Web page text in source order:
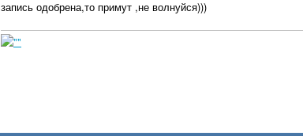
запись одобрена,то примут ,не волнуйся)))